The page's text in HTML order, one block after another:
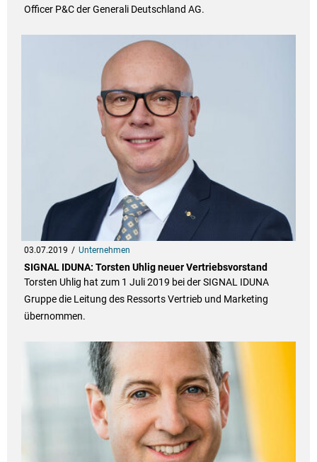
Officer P&C der Generali Deutschland AG.
03.07.2019 Unternehmen
SIGNAL IDUNA: Torsten Uhlig neuer Vertriebsvorstand
Torsten Uhlig hat zum 1 Juli 2019 bei der SIGNAL IDUNA
Gruppe die Leitung des Ressorts Vertrieb und Marketing
übernommen.